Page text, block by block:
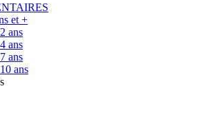
et +
ans
ans
ans
ans